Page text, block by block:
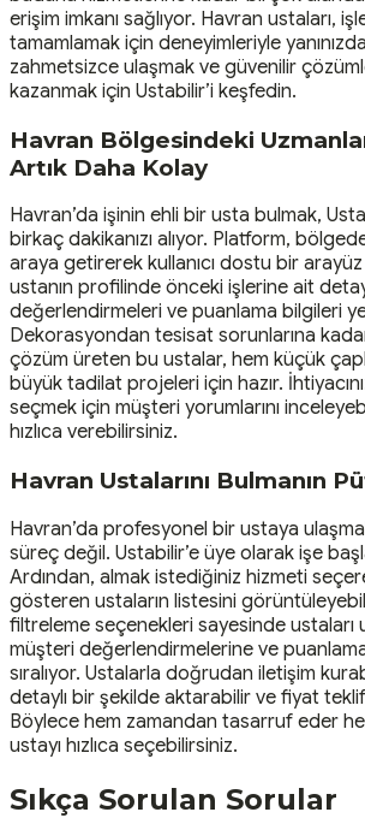
erişim imkanı sağlıyor. Havran ustaları,
tamamlamak için deneyimleriyle
zahmetsizce ulaşmak ve güvenilir
kazanmak için Ustabilir’i keşfedin.
Havran Bölgesindeki
Artık Daha Kolay
Havran’da işinin ehli bir usta bulmak,
birkaç dakikanızı alıyor. Platform,
araya getirerek kullanıcı dostu bir
ustanın profilinde önceki işlerine ait
değerlendirmeleri ve puanlama bilgileri
Dekorasyondan tesisat sorunlarına
çözüm üreten bu ustalar, hem küçük
büyük tadilat projeleri için hazır.
seçmek için müşteri yorumlarını
hızlıca verebilirsiniz.
Havran Ustalarını Bulmanın
Havran’da profesyonel bir ustaya
süreç değil. Ustabilir’e üye olarak işe
Ardından, almak istediğiniz hizmeti
gösteren ustaların listesini
filtreleme seçenekleri sayesinde ustaları
müşteri değerlendirmelerine ve
sıralıyor. Ustalarla doğrudan iletişim
detaylı bir şekilde aktarabilir ve fiyat
Böylece hem zamandan tasarruf eder
ustayı hızlıca seçebilirsiniz.
Sıkça Sorulan Sorular